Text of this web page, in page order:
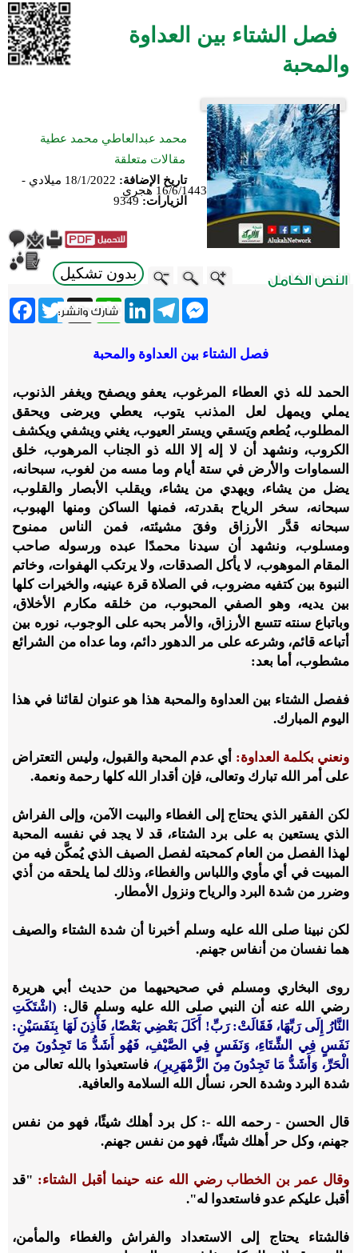
فصل الشتاء بين العداوة
والمحبة
محمد عبدالعاطي محمد عطية
مقالات متعلقة
تاريخ الإضافة:
18/1/2022 ميلادي -
16/6/1443 هجري
الزيارات: 9349
بدون تشكيل
Twitter X
WhatsApp
LinkedInTelegram
Messenger
فصل الشتاء بين العداوة والمحبة
الحمد لله ذي العطاء المرغوب، يعفو ويصفح ويغفر الذنوب،
يملي ويمهل لعل المذنب يتوب، يعطي ويرضى ويحقق
المطلوب، يُطعم ويَسقي ويستر العيوب، يغني ويشفي ويكشف
الكروب، ونشهد أن لا إله إلا الله ذو الجناب المرهوب، خلق
السماوات والأرض في ستة أيام وما مسه من لغوب، سبحانه،
يضل من يشاء، ويهدي من يشاء، ويقلب الأبصار والقلوب،
سبحانه، سخر الرياح بقدرته، فمنها الساكن ومنها الهبوب،
سبحانه قدَّر الأرزاق وفقَ مشيئته، فمن الناس ممنوح
ومسلوب، ونشهد أن سيدنا محمدًا عبده ورسوله صاحب
المقام الموهوب، لا يأكل الصدقات، ولا يرتكب الهفوات، وخاتم
النبوة بين كتفيه مضروب، في الصلاة قرة عينيه، والخيرات كلها
بين يديه، وهو الصفي المحبوب، من خلقه مكارم الأخلاق،
وباتباع سنته تتسع الأرزاق، والأمر بحبه على الوجوب، نوره بين
أتباعه قائم، وشرعه على مر الدهور دائم، وما عداه من الشرائع
مشطوب، أما بعد:
ففصل الشتاء بين العداوة والمحبة هذا هو عنوان لقائنا في هذا
اليوم المبارك.
ونعني بكلمة العداوة: أي عدم المحبة والقبول، وليس التعتراض
على أمر الله تبارك وتعالى، فإن أقدار الله كلها رحمة ونعمة.
لكن الفقير الذي يحتاج إلى الغطاء والبيت الآمن، وإلى الفراش
الذي يستعين به على برد الشتاء، قد لا يجد في نفسه المحبة
لهذا الفصل من العام كمحبته لفصل الصيف الذي يُمكَّن فيه من
المبيت في أي مأوي واللباس والغطاء، وذلك لما يلحقه من أذي
وضرر من شدة البرد والرياح ونزول الأمطار.
لكن نبينا صلى الله عليه وسلم أخبرنا أن شدة الشتاء والصيف
هما نفسان من أنفاس جهنم.
روى البخاري ومسلم في صحيحيهما من حديث أبي هريرة
رضي الله عنه أن النبي صلى الله عليه وسلم قال: (اشْتَكَتِ
النَّارُ إِلَى رَبِّهَا، فَقَالَتْ: رَبِّ! أَكَلَ بَعْضِي بَعْضًا، فَأَذِنَ لَهَا بِنَفَسَيْنِ:
نَفَسٍ فِي الشِّتَاءِ، وَنَفَسٍ فِي الصَّيْفِ، فَهُو أَشَدُّ مَا تَجِدُونَ مِنَ
الْحَرِّ، وَأَشَدُّ مَا تَجِدُونَ مِنَ الزَّمْهَرِيرِ)، فاستعيذوا بالله تعالى من
شدة البرد وشدة الحر، نسأل الله السلامة والعافية.
قال الحسن - رحمه الله -: كل برد أهلك شيئًا، فهو من نفس
جهنم، وكل حر أهلك شيئًا، فهو من نفس جهنم.
وقال عمر بن الخطاب رضي الله عنه حينما أقبل الشتاء: "قد
أقبل عليكم عدو فاستعدوا له".
فالشتاء يحتاج إلى الاستعداد والفراش والغطاء والمأمن،